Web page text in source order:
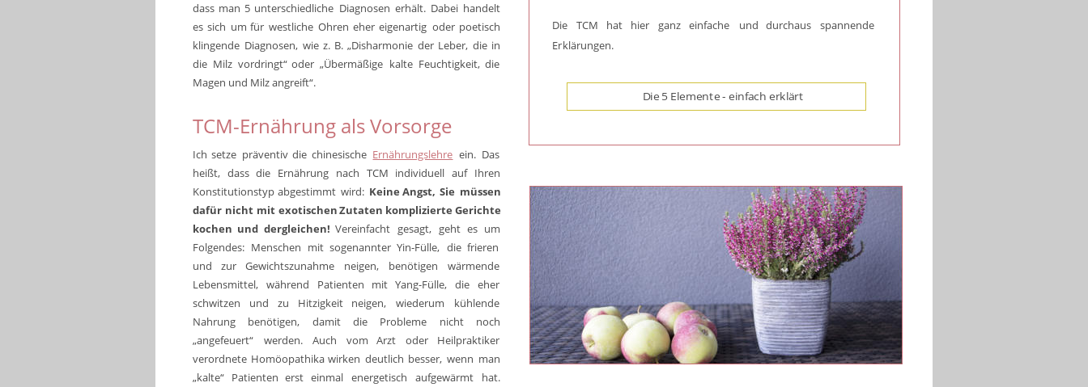
dass man 5 unterschiedliche Diagnosen erhält. Dabei handelt
es sich um für westliche Ohren eher eigenartig oder poetisch
klingende Diagnosen, wie z. B. „Disharmonie der Leber, die in
die Milz vordringt“ oder „Übermäßige kalte Feuchtigkeit, die
Magen und Milz angreift“.
TCM-Ernährung als Vorsorge
Ich setze präventiv die chinesische Ernährungslehre ein. Das
heißt, dass die Ernährung nach TCM individuell auf Ihren
Konstitutionstyp abgestimmt wird: Keine Angst, Sie müssen
dafür nicht mit exotischenZutaten komplizierte Gerichte
kochen und dergleichen! Vereinfacht gesagt, geht es um
Folgendes: Menschen mit sogenannter Yin-Fülle, die frieren
und
zur Gewichtszunahme neigen, benötigen
wärmende
Lebensmittel, während Patienten mit Yang-Fülle, die eher
schwitzen
und zu Hitzigkeit neigen, wiederum
kühlende
Nahrung
benötigen, damit die Probleme nicht
noch
„angefeuert“
werden. Auch vom Arzt oder
Heilpraktiker
verordnete Homöopathika wirken deutlich besser, wenn man
„kalte“ Patienten erst einmal energetisch aufgewärmt
hat.
Die TCM hat hier ganz einfache und durchaus
spannende
Erklärungen.
Die 5 Elemente - einfach erklärt